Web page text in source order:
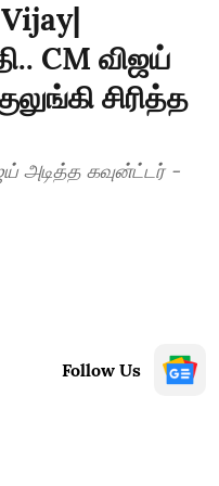
CM விஜய்
சிரித்த
அடித்த கவுன்ட்டர் -
Follow Us